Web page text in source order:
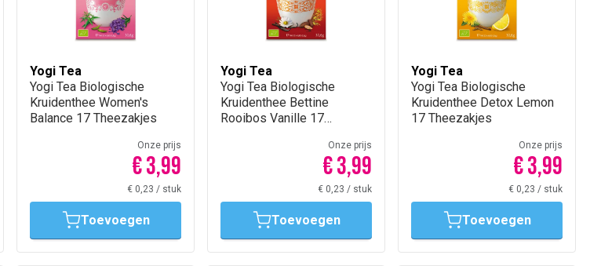
Yogi Tea
‌Yogi Tea Biologische
Kruidenthee Women's
Balance 17 Theezakjes
Onze prijs
€ 3,99
€ 0,23 / stuk
Toevoegen
Yogi Tea
‌Yogi Tea Biologische
Kruidenthee Bettine
Rooibos Vanille 17
Onze prijs
€ 3,99
€ 0,23 / stuk
Toevoegen
Yogi Tea
‌Yogi Tea Biologische
Kruidenthee Detox Lemon
17 Theezakjes
Onze prijs
€ 3,99
€ 0,23 / stuk
Toevoegen